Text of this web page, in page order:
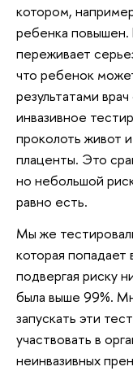
котором,
ребенка
переживает
что ребенок
результатами
инвазивное
проколоть живот
плаценты. Это
но небольшой
равно есть.
Мы же
которая
подвергая риску
была выше 99%.
запускать эти
участвовать в
неинвазивных